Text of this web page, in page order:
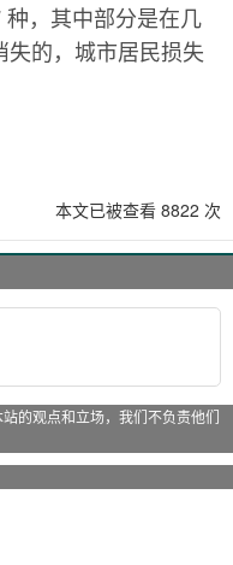
，其中部分是在几
的，城市居民损失
本文已被查看 8822 次
的观点和立场，我们不负责他们